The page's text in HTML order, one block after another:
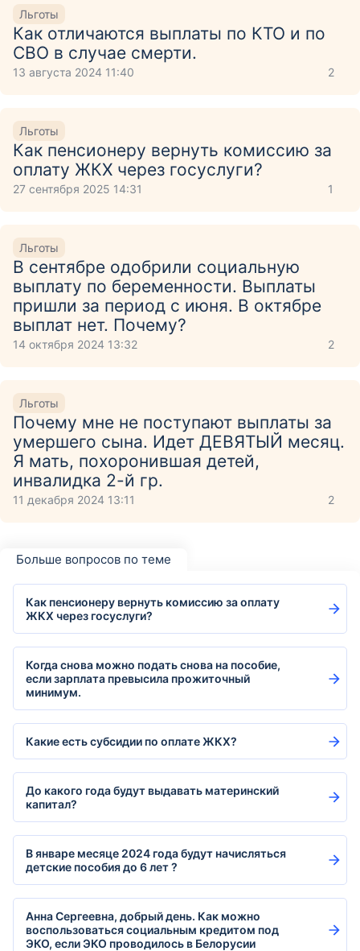
Льготы
Как отличаются выплаты по КТО и по
СВО в случае смерти.
13 августа 2024 11:40 2
Льготы
Как пенсионеру вернуть комиссию за
оплату ЖКХ через госуслуги?
27 сентября 2025 14:31 1
Льготы
В сентябре одобрили социальную
выплату по беременности. Выплаты
пришли за период с июня. В октябре
выплат нет. Почему?
14 октября 2024 13:32 2
Льготы
Почему мне не поступают выплаты за
умершего сына. Идет ДЕВЯТЫЙ месяц.
Я мать, похоронившая детей,
инвалидка 2-й гр.
11 декабря 2024 13:11 2
Больше вопросов по теме
Как пенсионеру вернуть комиссию за оплату
ЖКХ через госуслуги?
Когда снова можно подать снова на пособие,
если зарплата превысила прожиточный
минимум.
Какие есть субсидии по оплате ЖКХ?
До какого года будут выдавать материнский
капитал?
В январе месяце 2024 года будут начисляться
детские пособия до 6 лет ?
Анна Сергеевна, добрый день. Как можно
воспользоваться социальным кредитом под
ЭКО, если ЭКО проводилось в Белорусии